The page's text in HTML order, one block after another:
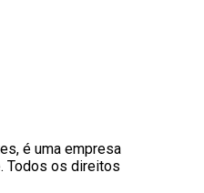
é uma empresa
Todos os direitos